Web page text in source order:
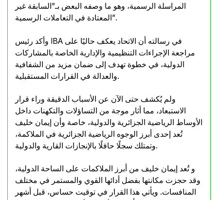
المراسلة الرسمية، وهو ما وصفه البعض بـ”السابقة غير
المعتادة في التعاملات الرسمية”.
وأكد رئيس IBA في رسالته أن الاتحاد يعكف حاليًا على
مراجعة الإجراءات التنظيمية والإدارية الخاصة بالمشاركات
الدولية، في خطوة تهدف إلى ضمان مزيد من الشفافية
والعدالة في القرارات المستقبلية.
ولم يُكشف حتى الآن عن الأسباب الدقيقة وراء قرار
الاستبعاد، مما أثار موجة من التساؤلات والتكهنات داخل
الأوساط الرياضية الجزائرية والدولية، خاصة وأن إيمان خليف
تُعد إحدى أبرز الوجوه الرياضية الجزائرية في الملاكمة،
وتمتلك سجلًا حافلًا بالإنجازات القارية والدولية.
و تُعد إيمان خليف من أبرز الملاكمات على الساحة الدولية،
وقد حجزت مكانتها بفضل أدائها القوي والمستمر في مختلف
المنافسات. ويأتي هذا القرار في توقيت حساس، قبل أشهر